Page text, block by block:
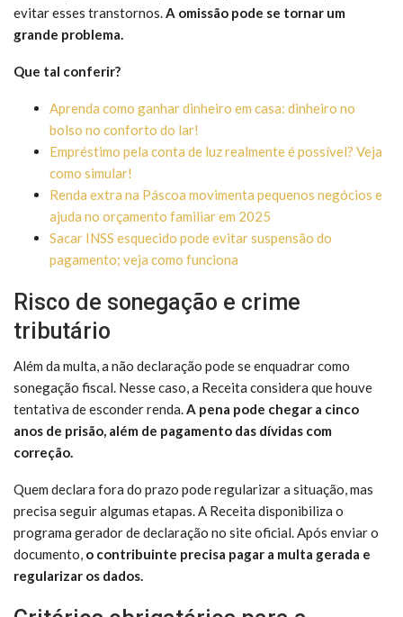
evitar esses transtornos.A omissão pode se tornar um
grande problema.
Que tal conferir?
Aprenda como ganhar dinheiro em casa: dinheiro no
bolso no conforto do lar!
Empréstimo pela conta de luz realmente é possível? Veja
como simular!
Renda extra na Páscoa movimenta pequenos negócios e
ajuda no orçamento familiar em 2025
Sacar INSS esquecido pode evitar suspensão do
pagamento; veja como funciona
Risco de sonegação e crime
tributário
Além da multa, a não declaração pode se enquadrar como
sonegação fiscal. Nesse caso, a Receita considera que houve
tentativa de esconder renda.A pena pode chegar a cinco
anos de prisão, além de pagamento das dívidas com
correção.
Quem declara fora do prazo pode regularizar a situação, mas
precisa seguir algumas etapas. A Receita disponibiliza o
programa gerador de declaração no site oficial. Após enviar o
documento, o contribuinte precisa pagar a multa gerada e
regularizar os dados.